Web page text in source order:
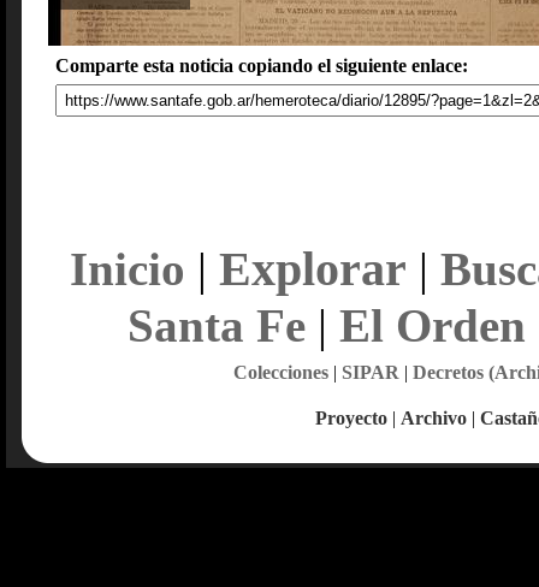
Comparte esta noticia copiando el siguiente enlace:
Inicio | Explorar |
Santa Fe| El Orden
Colecciones| SIPAR | Decretos
Proyecto | Archivo |